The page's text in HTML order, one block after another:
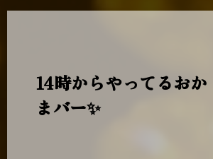
14時からやってるおか
まバー✨